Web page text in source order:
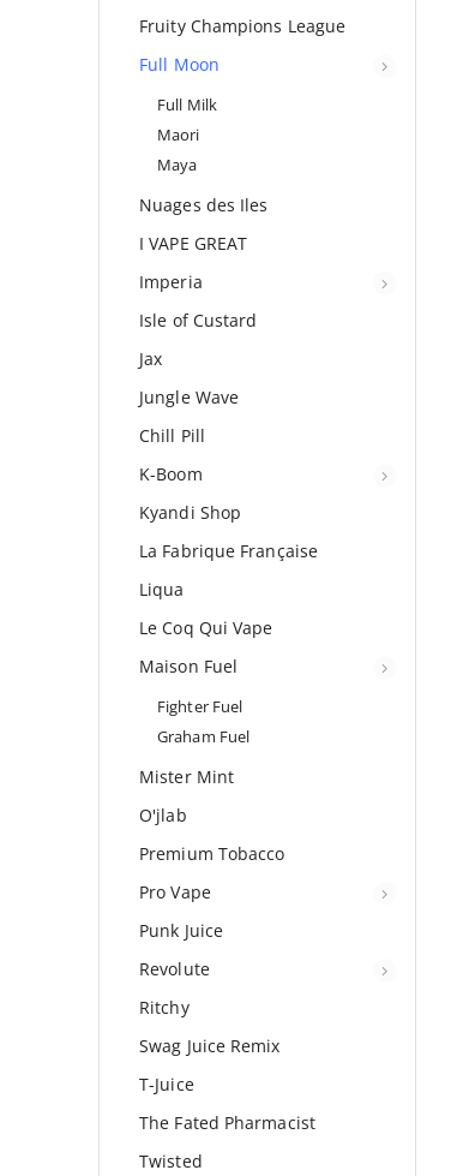
Fruity Champions League
Full Moon
Full Milk
Maori
Maya
Nuages des Iles
I VAPE GREAT
Imperia
Isle of Custard
Jax
Jungle Wave
Chill Pill
K-Boom
Kyandi Shop
La Fabrique Française
Liqua
Le Coq Qui Vape
Maison Fuel
Fighter Fuel
Graham Fuel
Mister Mint
O'jlab
Premium Tobacco
Pro Vape
Punk Juice
Revolute
Ritchy
Swag Juice Remix
T-Juice
The Fated Pharmacist
Twisted